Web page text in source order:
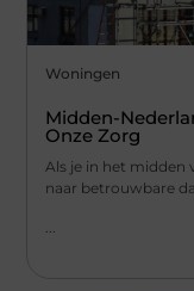
Woningen
Midden-
Onze Zorg
Als je in het midden
naar betrouwbare